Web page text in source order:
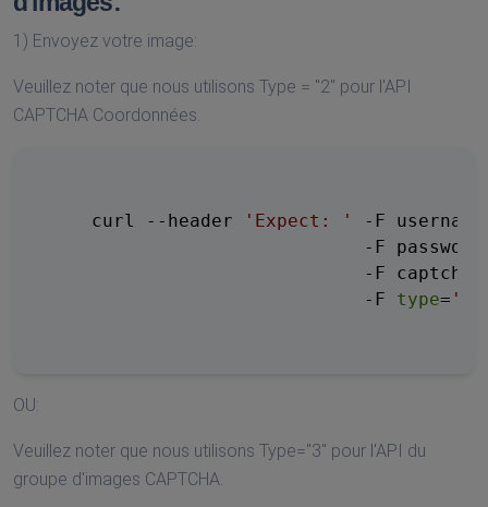
1) Envoyez votre image:
Veuillez noter que nous utilisons Type = "2" pour l'API
CAPTCHA Coordonnées.
    curl --header
'Expect: '
-F
-F
-F
                             -F
type= '2'
OU:
Veuillez noter que nous utilisons Type="3" pour l'API du
groupe d'images CAPTCHA.